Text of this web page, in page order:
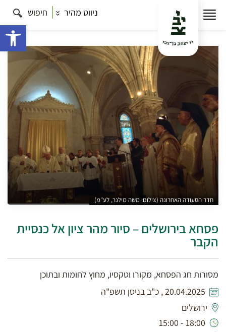
ניווט מהיר חיפוש סיורי פסח
פסחא בירושלים –
חדר הסעודה האחרונה (צילום: משה מילנר, לע"מ)
פסחא בירושלים – סיור מהר ציון אל כנסיית
הקבר
מסורות חג הפסחא, מקורו וטקסיו, מחוץ לחומות ובתוכן
20.04.2025 , כ"ב בניסן תשפ"ה
ירושלים
18:00 - 15:00